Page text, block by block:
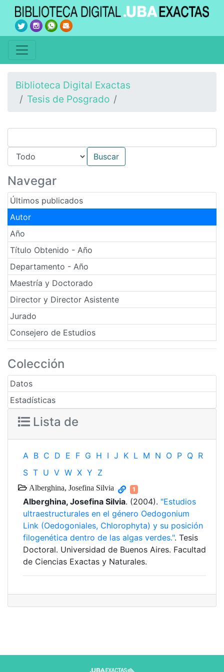
Biblioteca Digital Exactas
Tesis de Posgrado
Navegar
Últimos publicados
Autor
Año
Título Obtenido - Año
Departamento - Año
Maestría y Doctorado
Director y Director Asistente
Jurado
Consejero de Estudios
Colección
Datos
Estadísticas
Lista de
A B C D E F G H I J K L M N O P Q R
S T U V W X Y Z
Alberghina, Josefina Silvia 1
Alberghina, Josefina Silvia. (2004). "Estudios
ultraestructurales en el género Oedogonium
Link (Oedogoniales, Chlorophyta) y su posición
filogenética dentro de las algas verdes.". Tesis
Doctoral. Universidad de Buenos Aires. Facultad
de Ciencias Exactas y Naturales.